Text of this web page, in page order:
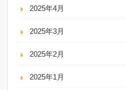
2025年4月
2025年3月
2025年2月
2025年1月